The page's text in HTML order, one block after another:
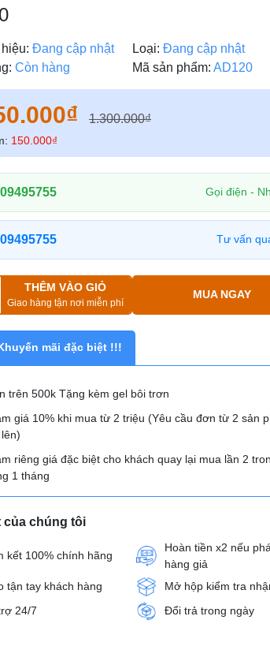
Đang cập nhật Loại: Đang cập nhật
Còn hàng Mã sản phẩm: AD120
1.300.000₫
150.000₫
Gọi điện -
Tư vấn
THÊM VÀO GIỎ
Giao hàng tận nơi miễn phí
MUA NGAY
mãi đặc biệt !!!
trên 500k Tặng kèm gel bôi trơn
giá 10% khi mua từ 2 triệu (Yêu cầu đơn từ 2 sản
riêng giá đặc biệt cho khách quay lại mua lần 2
1 tháng
của chúng tôi
kết 100% chính hãng
Hoàn tiền x2 nếu
hàng giả
tận tay khách hàng
Mở hộp kiểm tra
24/7
Đổi trả trong ngày